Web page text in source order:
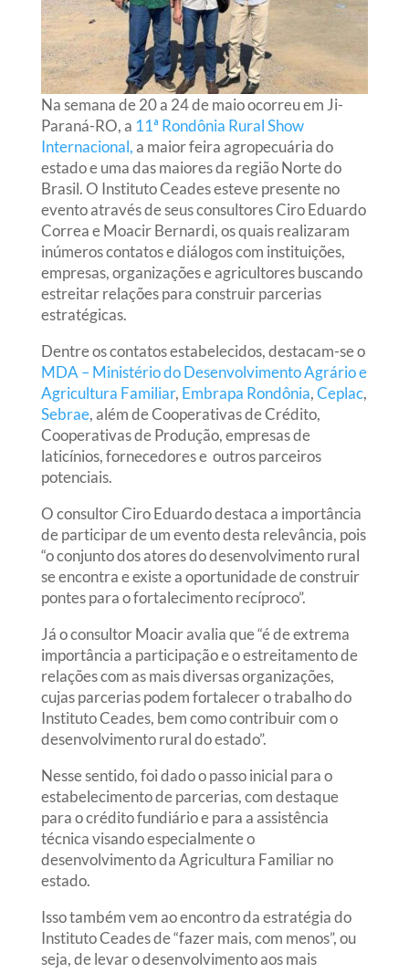
Na semana de 20 a 24 de maio ocorreu em Ji-
Paraná-RO, a 11ª Rondônia Rural Show
Internacional,a maior feira agropecuária do
estado e uma das maiores da região Norte do
Brasil. O Instituto Ceades esteve presente no
evento através de seus consultores Ciro Eduardo
Correa e Moacir Bernardi, os quais realizaram
inúmeros contatos e diálogos com instituições,
empresas, organizações e agricultores buscando
estreitar relações para construir parcerias
estratégicas.
Dentre os contatos estabelecidos, destacam-se o
MDA – Ministério do Desenvolvimento Agrário e
Agricultura Familiar, Embrapa Rondônia,Ceplac,
Sebrae, além de Cooperativas de Crédito,
Cooperativas de Produção, empresas de
laticínios, fornecedores e outros parceiros
potenciais.
O consultor Ciro Eduardo destaca a importância
de participar de um evento desta relevância, pois
“o conjunto dos atores do desenvolvimento rural
se encontra e existe a oportunidade de construir
pontes para o fortalecimento recíproco”.
Já o consultor Moacir avalia que “é de extrema
importância a participação e o estreitamento de
relações com as mais diversas organizações,
cujas parcerias podem fortalecer o trabalho do
Instituto Ceades, bem como contribuir com o
desenvolvimento rural do estado”.
Nesse sentido, foi dado o passo inicial para o
estabelecimento de parcerias, com destaque
para o crédito fundiário e para a assistência
técnica visando especialmente o
desenvolvimento da Agricultura Familiar no
estado.
Isso também vem ao encontro da estratégia do
Instituto Ceades de “fazer mais, com menos”, ou
seja, de levar o desenvolvimento aos mais